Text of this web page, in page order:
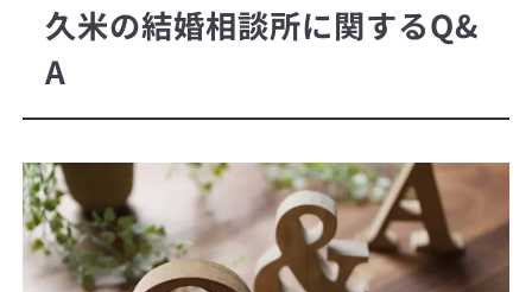
久米の結婚相談所に関するQ&
A